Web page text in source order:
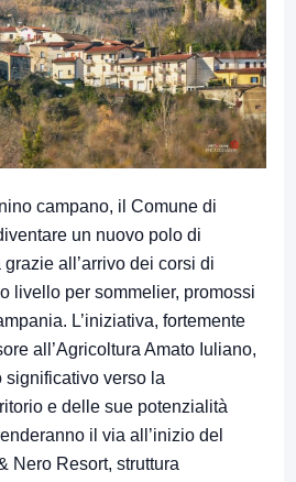
campano, il Comune di
un nuovo polo di
all’arrivo dei corsi di
livello per sommelier, promossi
L’iniziativa, fortemente
all’Agricoltura Amato Iuliano,
significativo verso la
e delle sue potenzialità
il via all’inizio del
Nero Resort, struttura